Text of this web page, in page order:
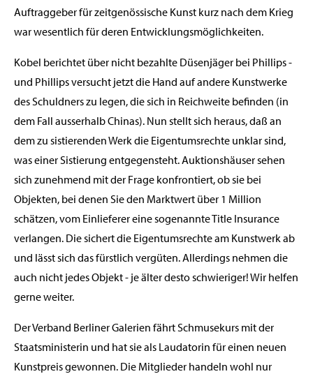
Auftraggeber für zeitgenössische Kunst kurz nach dem Krieg
war wesentlich für deren Entwicklungsmöglichkeiten.
Kobel berichtet über nicht bezahlte Düsenjäger bei Phillips -
und Phillips versucht jetzt die Hand auf andere Kunstwerke
des Schuldners zu legen, die sich in Reichweite befinden (in
dem Fall ausserhalb Chinas). Nun stellt sich heraus, daß an
dem zu sistierenden Werk die Eigentumsrechte unklar sind,
was einer Sistierung entgegensteht. Auktionshäuser sehen
sich zunehmend mit der Frage konfrontiert, ob sie bei
Objekten, bei denen Sie den Marktwert über 1 Million
schätzen, vom Einlieferer eine sogenannte Title Insurance
verlangen. Die sichert die Eigentumsrechte am Kunstwerk ab
und lässt sich das fürstlich vergüten. Allerdings nehmen die
auch nicht jedes Objekt - je älter desto schwieriger! Wir helfen
gerne weiter.
Der Verband Berliner Galerien fährt Schmusekurs mit der
Staatsministerin und hat sie als Laudatorin für einen neuen
Kunstpreis gewonnen. Die Mitglieder handeln wohl nur